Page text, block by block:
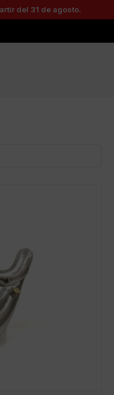
del 31 de agosto.